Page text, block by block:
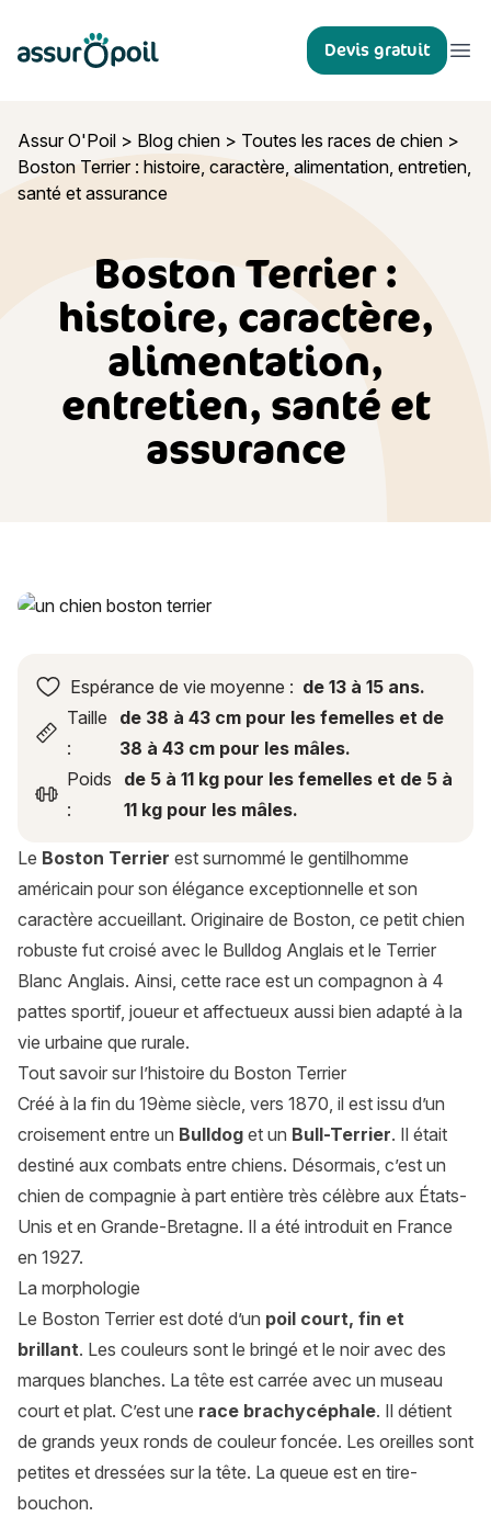
Assur O'Poil Devis gratuit
Assur O'Poil > Blog chien > Toutes les races de chien >
Boston Terrier : histoire, caractère, alimentation, entretien,
santé et assurance
Boston Terrier :
histoire, caractère,
alimentation,
entretien, santé et
assurance
Boston Terrier : histoire, caractère, alimentation, entretien,
Espérance de vie moyenne : de 13 à 15 ans.
Taille
:
de 38 à 43 cm pour les femelles et de
38 à 43 cm pour les mâles.
Poids
:
de 5 à 11 kg pour les femelles et de 5 à
11 kg pour les mâles.
Le Boston Terrier est surnommé le gentilhomme
américain pour son élégance exceptionnelle et son
caractère accueillant. Originaire de Boston, ce petit chien
robuste fut croisé avec le Bulldog Anglais et le Terrier
Blanc Anglais. Ainsi, cette race est un compagnon à 4
pattes sportif, joueur et affectueux aussi bien adapté à la
vie urbaine que rurale.
Tout savoir sur l’histoire du Boston Terrier
Créé à la fin du 19ème siècle, vers 1870, il est issu d’un
croisement entre un Bulldog et un Bull-Terrier. Il était
destiné aux combats entre chiens. Désormais, c’est un
chien de compagnie à part entière très célèbre aux États-
Unis et en Grande-Bretagne. Il a été introduit en France
en 1927.
La morphologie
Le Boston Terrier est doté d’un poil court, fin et
brillant. Les couleurs sont le bringé et le noir avec des
marques blanches. La tête est carrée avec un museau
court et plat. C’est une race brachycéphale. Il détient
de grands yeux ronds de couleur foncée. Les oreilles sont
petites et dressées sur la tête. La queue est en tire-
bouchon.